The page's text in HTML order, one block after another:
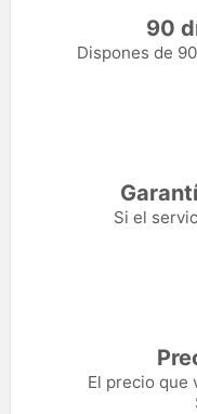
90
Dispones de
Si el
El precio que